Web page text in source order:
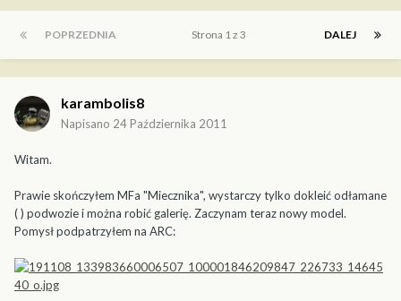
POPRZEDNIA DALEJ
Strona 1 z 3
karambolis8
Napisano 24 Października 2011
Witam.
Prawie skończyłem MFa "Miecznika", wystarczy tylko dokleić odłamane
( ) podwozie i można robić galerię. Zaczynam teraz nowy model.
Pomysł podpatrzyłem na ARC: